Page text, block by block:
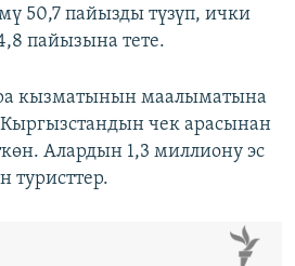
50,7 пайызды түзүп, ички
пайызына тете.
кызматынын маалыматына
чек арасынан
Алардын 1,3 миллиону эс
туристтер.